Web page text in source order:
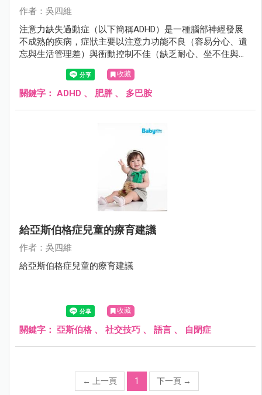
作者：吳四維
注意力缺失過動症（以下簡稱ADHD）是一種腦部神經發展
不成熟的疾病，症狀主要以注意力功能不良（容易分心、遺
忘與生活管理差）與衝動控制不佳（缺乏耐心、坐不住與控
制不住行為）來表現，若未經治療常嚴重且長期影響小孩未
來的學習成就、人際關係與人格發展。患者通常自學齡前就
開始現症狀，且有40％的患者症狀會持續到成人，儘早提供
收藏
關鍵字： ADHD 、 肥胖、 多巴胺
給亞斯伯格症兒童的療育建議
作者：吳四維
給亞斯伯格症兒童的療育建議
收藏
關鍵字： 亞斯伯格 、 社交技巧 、 語言 、 自閉症
← 上一頁 1 下一頁 →